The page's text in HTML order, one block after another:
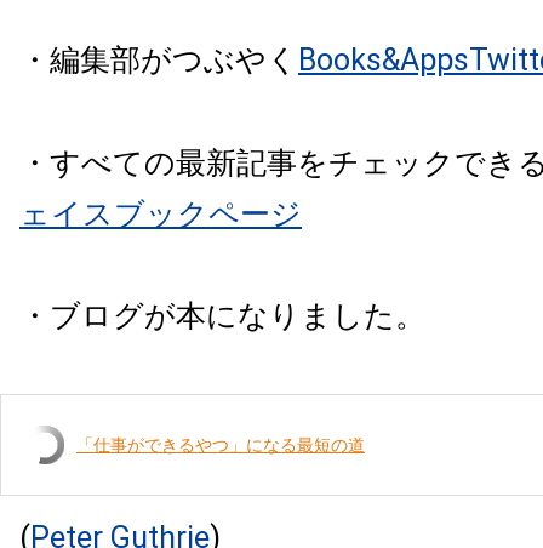
・編集部がつぶやく
・すべての最新記事をチェックでき
ェイスブックページ
・ブログが本になりました。
「仕事ができるやつ」になる最短の道
(Peter Guthrie)